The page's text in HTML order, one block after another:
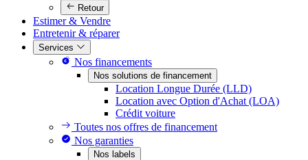
Retour
Estimer & Vendre
Entretenir & réparer
Services
Nos financements
Nos solutions de financement
Location Longue Durée (LLD)
Location avec Option d'Achat (LOA)
Crédit voiture
Toutes nos offres de financement
Nos garanties
Nos labels